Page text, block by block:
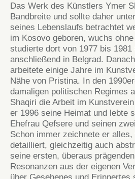
Das Werk des Künstlers Ymer
Bandbreite und sollte daher
seines Lebenslaufs betrachtet
im Kosovo geboren, wuchs
studierte dort von 1977 bis
anschließend in Belgrad.
arbeitete einige Jahre im
Nähe von Pristina. In den
damaligen politischen Regimes
Shaqiri die Arbeit im
er 1996 seine Heimat und lebte
Ehefrau Qefsere und seinen
Schon immer zeichnete er
detailliert, gleichzeitig auch
seine ersten, überaus
Resonanzen aus der eigenen
über Gesehenes und